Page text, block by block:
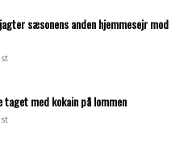
sæsonens anden hjemmesejr mod
taget med kokain på lommen